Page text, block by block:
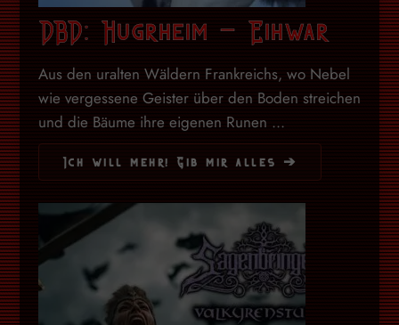
DBD: Hugrheim – Eihwar
Aus den uralten Wäldern Frankreichs, wo Nebel
wie vergessene Geister über den Boden streichen
und die Bäume ihre eigenen Runen ...
Ich will mehr! Gib mir alles ➔